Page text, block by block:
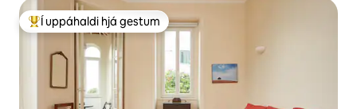
Í mestu uppáhaldi hjá gestum
Í uppáhaldi hjá gestum